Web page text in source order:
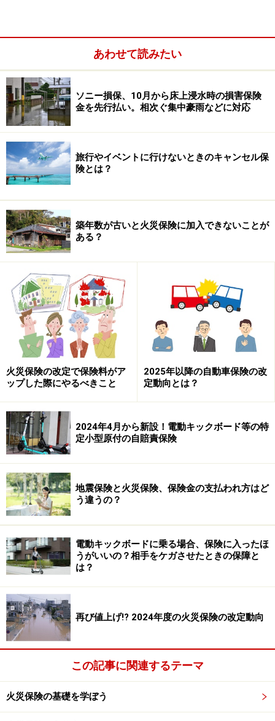
【災害救助法が適用された市町】（適用日：2018年6月
18日）
大阪市、豊中市、吹田市、高槻市、守口市、枚方市、茨
木市、寝屋川市、箕面市、摂津市、四條畷市、交野市、
三島郡島本町
出典：平成30年大阪府北部を震源とする地震にかかる災
害救助法の適用について／大阪府報道発表資料より
災害救助法は、災害後、国や自治体が被災者に必要な救
助を行うための法律です。適用されると、避難所が開設
されたり、食料や飲料水、寝具などが給与されるなど、
当座をしのぐために必要な支援が現物支給されます。救
助を受ける際、被災者は事情や経済状況を問われること
はなく、申請をする必要もありません。
【救助の内容】
避難所の設置、応急仮設住宅の供与
食品、飲料水の供与
被服、寝具等の給与
医療、助産
被災者の救出
住宅の応急修理
学用品の給与
埋葬
死体の捜索及び処理
住居又はその周辺の土石等の障害物の除去
出典：第1回災害救助事務の連携強化に関する協議の場
災害救助法に基づく救助事務について
当）提出資料より
災害救助法による救助のひとつ「住宅の応急修理」は、
あわせて読みたい
ソニー損保、10月から床上浸水時の損害保険
金を先行払い。相次ぐ集中豪雨などに対応
旅行やイベントに行けないときのキャンセル保
険とは？
築年数が古いと火災保険に加入できないことが
ある？
火災保険の改定で保険料がア
ップした際にやるべきこと
2025年以降の自動車保険の改
定動向とは？
2024年4月から新設！電動キックボード等の特
定小型原付の自賠責保険
地震保険と火災保険、保険金の支払われ方はど
う違うの？
電動キックボードに乗る場合、保険に入ったほ
うがいいの？相手をケガさせたときの保障と
は？
再び値上げ!? 2024年度の火災保険の改定動向
この記事に関連するテーマ
火災保険の基礎を学ぼう